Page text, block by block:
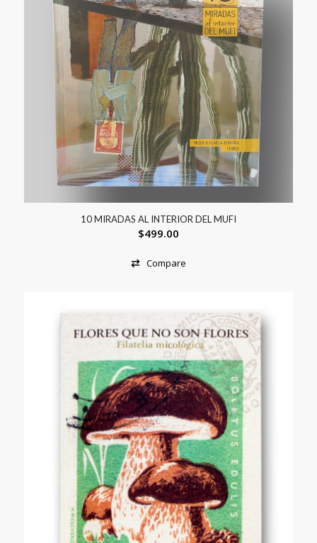
10 MIRADAS AL INTERIOR DEL MUFI
$499.00
Compare